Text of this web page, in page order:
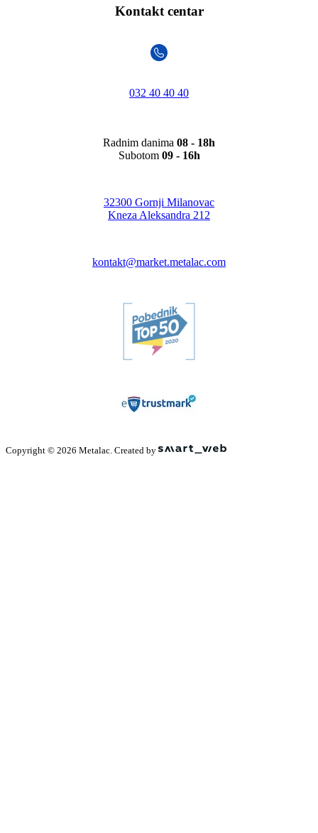
Kontakt centar
032 40 40 40
Radnim danima 08 - 18h
Subotom 09 - 16h
32300 Gornji Milanovac
Kneza Aleksandra 212
kontakt@market.metalac.com
Copyright © 2026 Metalac. Created by